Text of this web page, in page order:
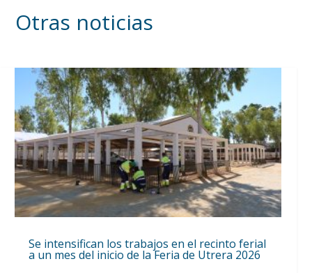
Otras noticias
Se intensifican los trabajos en el recinto ferial
a un mes del inicio de la Feria de Utrera 2026